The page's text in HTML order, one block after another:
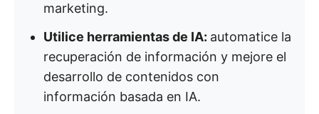
marketing.
Utilice herramientas de IA: automatice la
recuperación de información y mejore el
desarrollo de contenidos con
información basada en IA.